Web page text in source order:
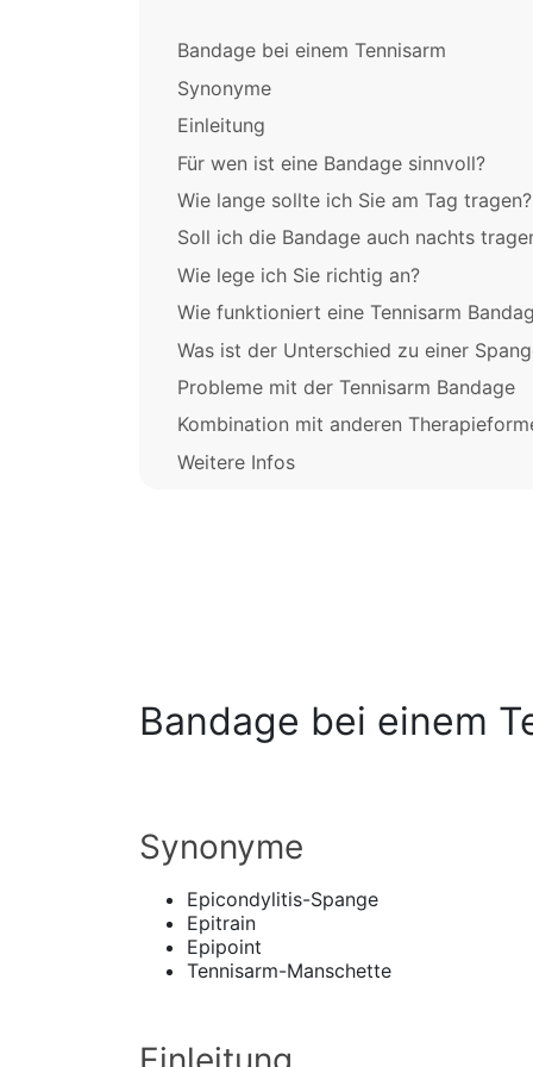
Bandage bei einem Tennisarm
Synonyme
Einleitung
Für wen ist eine Bandage sinnvoll?
Wie lange sollte ich Sie am Tag tragen?
Soll ich die Bandage auch nachts
Wie lege ich Sie richtig an?
Wie funktioniert eine Tennisarm
Was ist der Unterschied zu einer
Probleme mit der Tennisarm Bandage
Kombination mit anderen
Weitere Infos
Bandage bei einem
Synonyme
Epicondylitis-Spange
Epitrain
Epipoint
Tennisarm-Manschette